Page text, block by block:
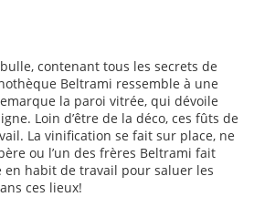
contenant tous les secrets de
Beltrami ressemble à une
la paroi vitrée, qui dévoile
Loin d’être de la déco, ces fûts de
La vinification se fait sur place, ne
ou l’un des frères Beltrami fait
habit de travail pour saluer les
ces lieux!